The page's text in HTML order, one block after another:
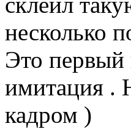
несколько
Это первый
имитация .
кадром )